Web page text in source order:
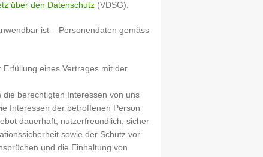
über den Datenschutz(VDSG).
ist – Personendaten gemäss
eines Vertrages mit der
berechtigten Interessen von uns
Interessen der betroffenen Person
dauerhaft, nutzerfreundlich, sicher
sowie der Schutz vor
und die Einhaltung von